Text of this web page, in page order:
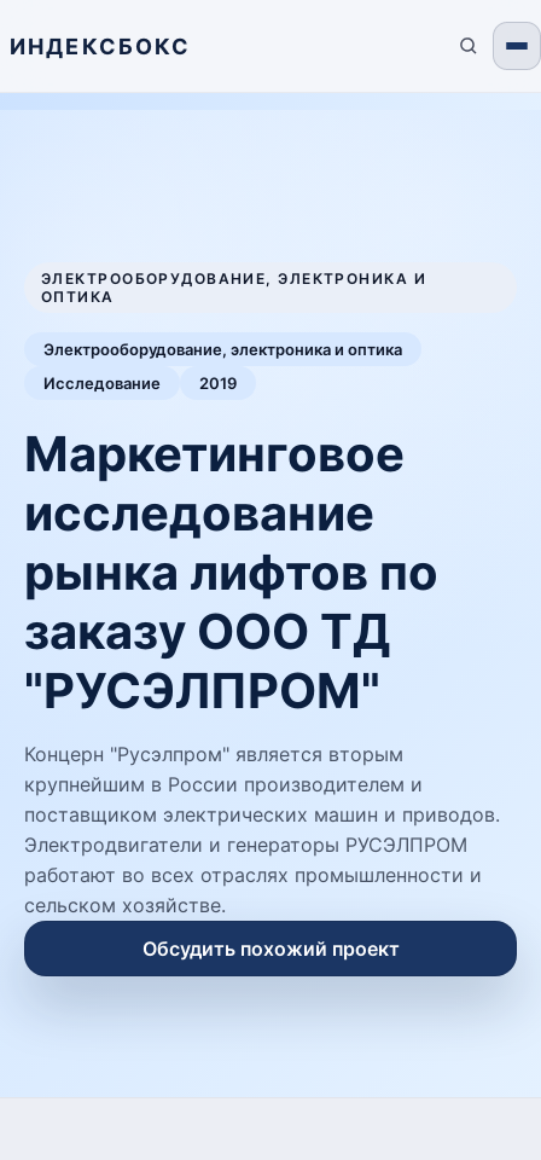
ИНДЕКСБОКС
ЭЛЕКТРООБОРУДОВАНИЕ, ЭЛЕКТРОНИКА И
ОПТИКА
Электрооборудование, электроника и оптика
Исследование
2019
Маркетинговое
исследование
рынка лифтов по
заказу ООО ТД
"РУСЭЛПРОМ"
Концерн "Русэлпром" является вторым
крупнейшим в России производителем и
поставщиком электрических машин и приводов.
Электродвигатели и генераторы РУСЭЛПРОМ
работают во всех отраслях промышленности и
сельском хозяйстве.
Обсудить похожий проект